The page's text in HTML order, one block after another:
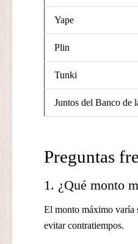
Yape
Plin
Tunki
Juntos del Banco de
Preguntas
1. ¿Qué monto
El monto máximo varía
evitar contratiempos.